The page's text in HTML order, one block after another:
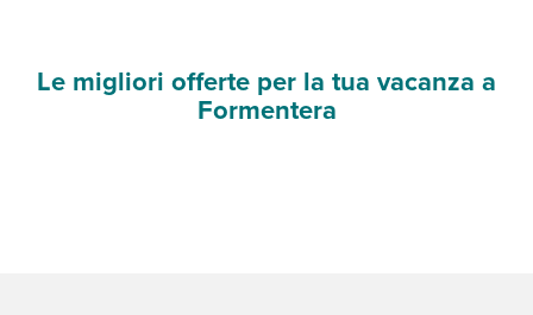
Le migliori offerte per la tua vacanza a
Formentera